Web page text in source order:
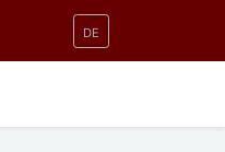
DE